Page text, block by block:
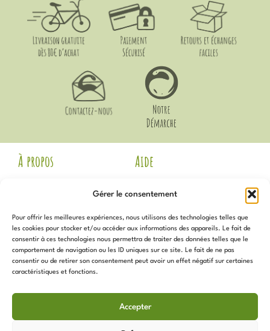
Gérer le consentement
Pour offrir les meilleures expériences, nous utilisons des technologies telles que
les cookies pour stocker et/ou accéder aux informations des appareils. Le fait de
consentir à ces technologies nous permettra de traiter des données telles que le
comportement de navigation ou les ID uniques sur ce site. Le fait de ne pas
consentir ou de retirer son consentement peut avoir un effet négatif sur certaines
caractéristiques et fonctions.
Accepter
À propos
Politique de
Contact
Notre Démarche
Politique de cookies (UE)
Aide
Mon compte
Voir les avis Google
Services
Newsletter
toutes les actualités, promotions,
nouveautés et plus !